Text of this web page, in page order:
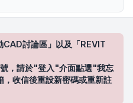
討論區」以及「REVIT
，請於"登入"介面點選"我忘
收信後重設新密碼或重新註